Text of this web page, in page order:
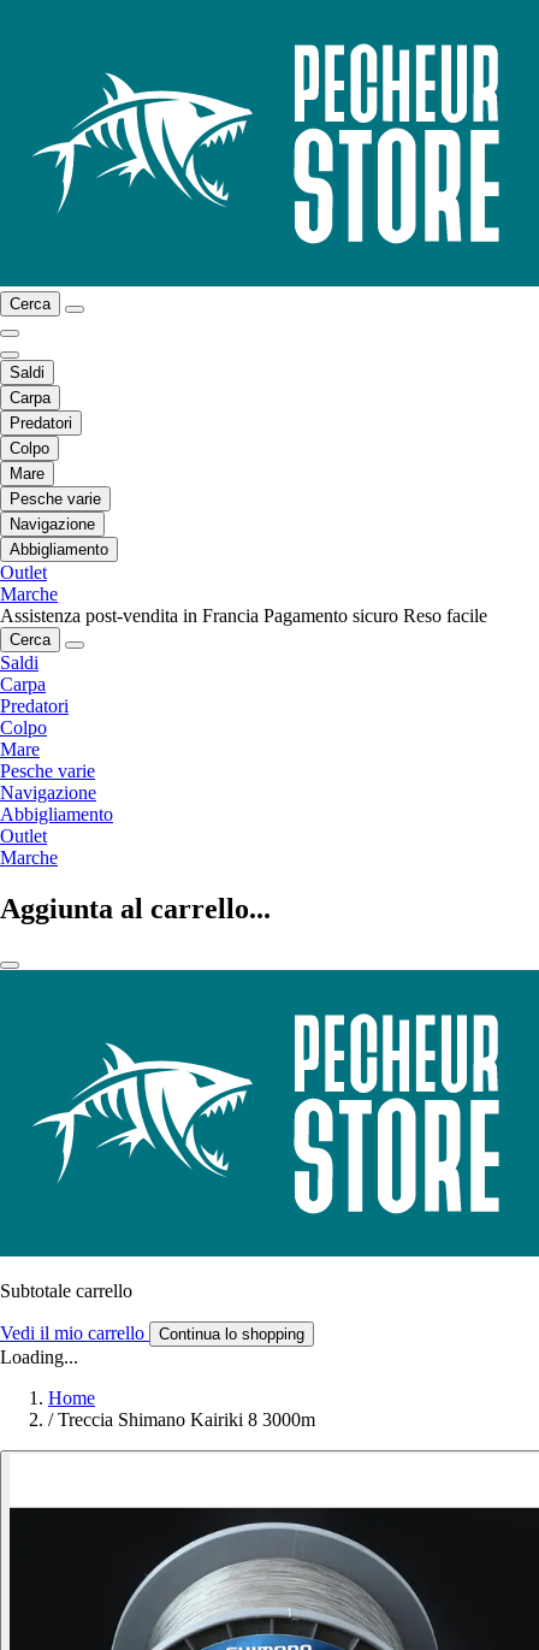
Cerca
Saldi
Carpa
Predatori
Colpo
Mare
Pesche varie
Navigazione
Abbigliamento
Outlet
Marche
Assistenza post-vendita in Francia Pagamento sicuro Reso facile
Cerca
Saldi
Carpa
Predatori
Colpo
Mare
Pesche varie
Navigazione
Abbigliamento
Outlet
Marche
Aggiunta al carrello...
Subtotale carrello
Vedi il mio carrello Continua lo shopping
Loading...
Home
/ Treccia Shimano Kairiki 8 3000m